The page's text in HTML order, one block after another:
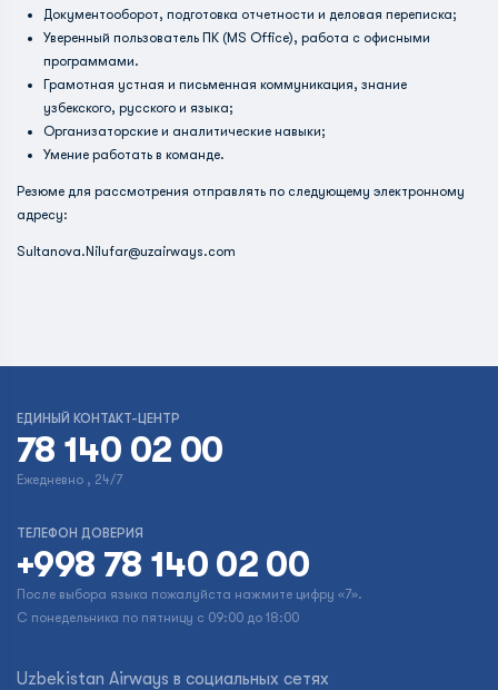
Документооборот, подготовка отчетности и деловая переписка;
Уверенный пользователь ПК (MS Office), работа с офисными
программами.
Грамотная устная и письменная коммуникация, знание
узбекского, русского и языкa;
Организаторские и аналитические навыки;
Умение работать в команде.
Резюме для рассмотрения отправлять по следующему электронному
адресу:
Sultanova.Nilufar@uzairways.com
ЕДИНЫЙ КОНТАКТ-ЦЕНТР
78 140 02 00
Ежедневно , 24/7
ТЕЛЕФОН ДОВЕРИЯ
+998 78 140 02 00
После выбора языка пожалуйста нажмите цифру «7».
С понедельника по пятницу с 09:00 до 18:00
Uzbekistan Airways в социальных сетях